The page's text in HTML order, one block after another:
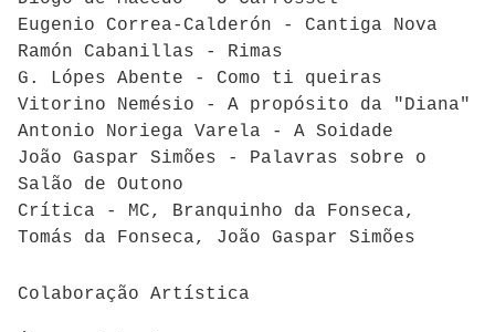
Eugenio Correa-Calderón - Cantiga Nova
Ramón Cabanillas - Rimas
G. Lópes Abente - Como ti queiras
Vitorino Nemésio - A propósito da "Diana"
Antonio Noriega Varela - A Soidade
João Gaspar Simões - Palavras sobre o
Salão de Outono
Crítica - MC, Branquinho da Fonseca,
Tomás da Fonseca, João Gaspar Simões
Colaboração Artística